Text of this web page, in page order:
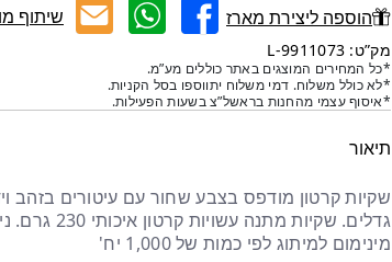
שקיות
קרטון
מודפס
שחור
וזהב
יח
הוספה ליצירת מארז שיתוף
מק”ט: 9911073-L
*כל המחירים המוצגים באתר כוללים מע”מ.
*לא כולל משלוח. דמי משלוח יתווספו בסל הקניות.
*איסוף עצמי מהחנות בראשל”צ בשעות הפעילות.
תיאור
שקיות קרטון מודפס בצבע שחור עם עיטורים בזהב
גדלים. שקיות
מינימום למיתוג לפי כמות של 1,000 יח'